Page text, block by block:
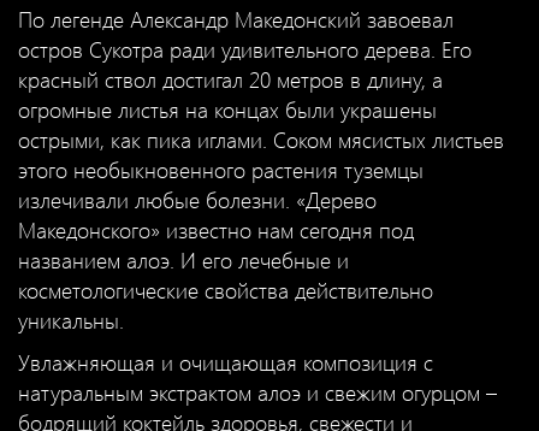
По легенде Александр Македонский завоевал
остров Сукотра ради удивительного дерева. Его
красный ствол достигал 20 метров в длину, а
огромные листья на концах были украшены
острыми, как пика иглами. Соком мясистых листьев
этого необыкновенного растения туземцы
излечивали любые болезни. «Дерево
Македонского» известно нам сегодня под
названием алоэ. И его лечебные и
косметологические свойства действительно
уникальны.
Увлажняющая и очищающая композиция с
натуральным экстрактом алоэ и свежим огурцом –
бодрящий коктейль здоровья, свежести и